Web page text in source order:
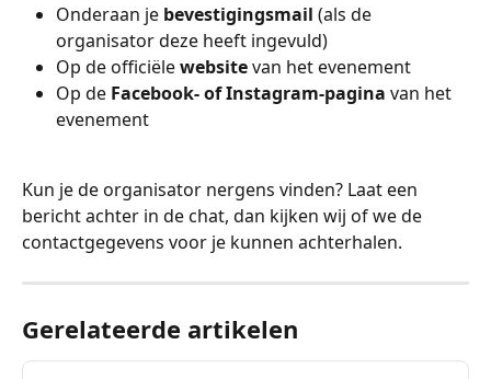
Onderaan je bevestigingsmail (als de
organisator deze heeft ingevuld)
Op de officiële website van het evenement
Op de Facebook- of Instagram-pagina van het
evenement
Kun je de organisator nergens vinden? Laat een
bericht achter in de chat, dan kijken wij of we de
contactgegevens voor je kunnen achterhalen.
Gerelateerde artikelen